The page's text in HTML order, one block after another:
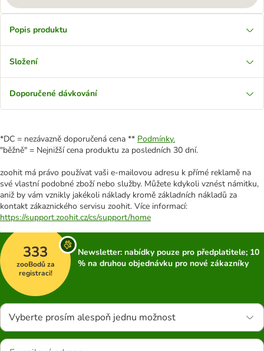
Popis produktu
Složení
Doporučené dávkování
*DC = nezávazně doporučená cena ** Podmínky.
"běžně" = Nejnižší cena produktu za posledních 30 dní.
zoohit má právo používat vaši e-mailovou adresu k přímé reklamě na
své vlastní podobné zboží nebo služby. Můžete kdykoli vznést námitku,
aniž by vám vznikly jakékoli náklady kromě základních nákladů za
kontakt zákaznického servisu zoohit. Více informací:
https://support.zoohit.cz/cs/support/home
333
zooBodů za
registraci!
Newsletter: nabídky pouze pro předplatitele; 10
% na druhou objednávku pro nové zákazníky
Vyberte prosím alespoň jednu možnost